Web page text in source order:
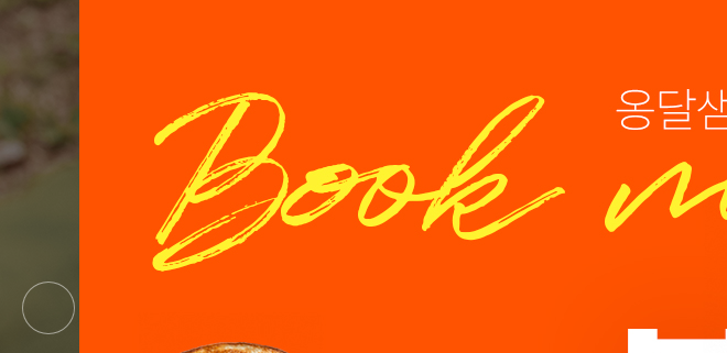
신원범 교수님과 함께 하는 통증잡는 워크숍
2026.09.11(금) ~ 09.12(토)
행복한 가족 마음여행
2026.09.24(목) ~